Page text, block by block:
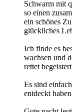
Schwarm mit
so einen
ein schönes
glückliches
Ich finde es
wachsen und
rettet
Es sind
entdeckt haben